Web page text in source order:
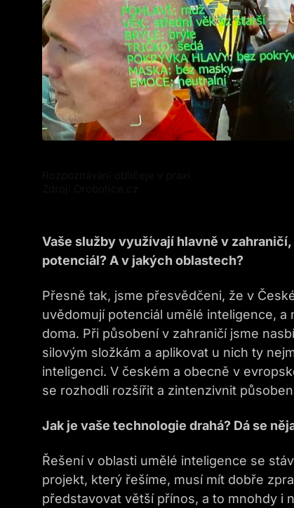
Vaše služby využívají hlavně v
potenciál? A v jakých oblastech?
Přesně tak, jsme přesvědčeni, že v
uvědomují potenciál umělé inteligence,
doma. Při působení v zahraničí jsme
silovým složkám a aplikovat u nich ty
inteligenci. V českém a obecně v
se rozhodli rozšířit a zintenzivnit
Jak je vaše technologie drahá? Dá se
Řešení v oblasti umělé inteligence se
projekt, který řešíme, musí mít dobře
představovat větší přínos, a to mnohdy i